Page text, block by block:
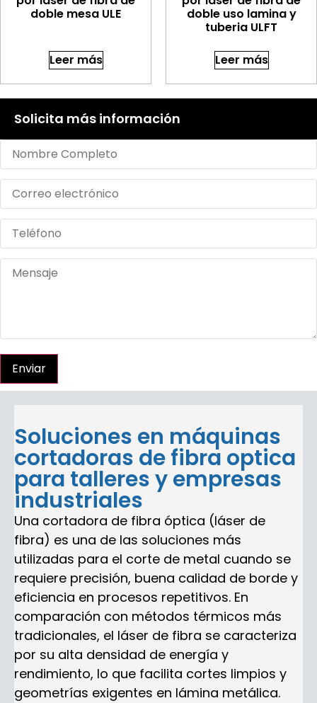
doble mesa ULE
Leer más
doble uso lamina y
tuberia ULFT
Leer más
Solicita más información
Enviar
Soluciones en máquinas
cortadoras de fibra optica
para talleres y empresas
industriales
Una cortadora de fibra óptica (láser de
fibra) es una de las soluciones más
utilizadas para el corte de metal cuando se
requiere precisión, buena calidad de borde y
eficiencia en procesos repetitivos. En
comparación con métodos térmicos más
tradicionales, el láser de fibra se caracteriza
por su alta densidad de energía y
rendimiento, lo que facilita cortes limpios y
geometrías exigentes en lámina metálica.